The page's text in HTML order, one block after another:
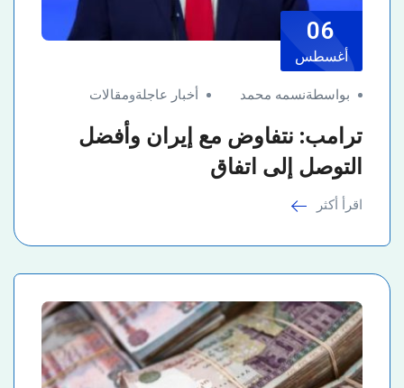
06
أغسطس
بواسطةنسمه محمد أخبار عاجلةومقالات
ترامب: نتفاوض مع إيران وأفضل
التوصل إلى اتفاق
اقرأ أكثر